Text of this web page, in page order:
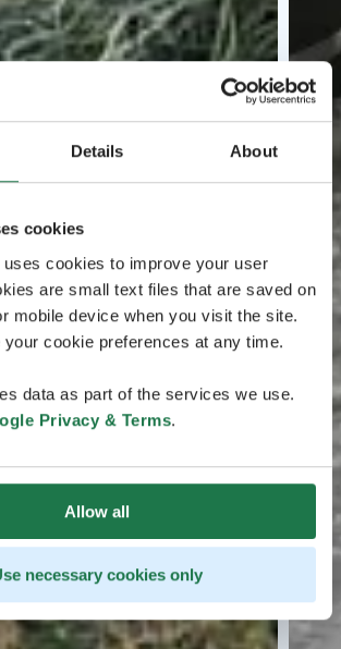
Details About
cookies
cookies to improve your user
are small text files that are saved on
mobile device when you visit the site.
your cookie preferences at any time.
data as part of the services we use.
Privacy & Terms.
Allow all
necessary cookies only